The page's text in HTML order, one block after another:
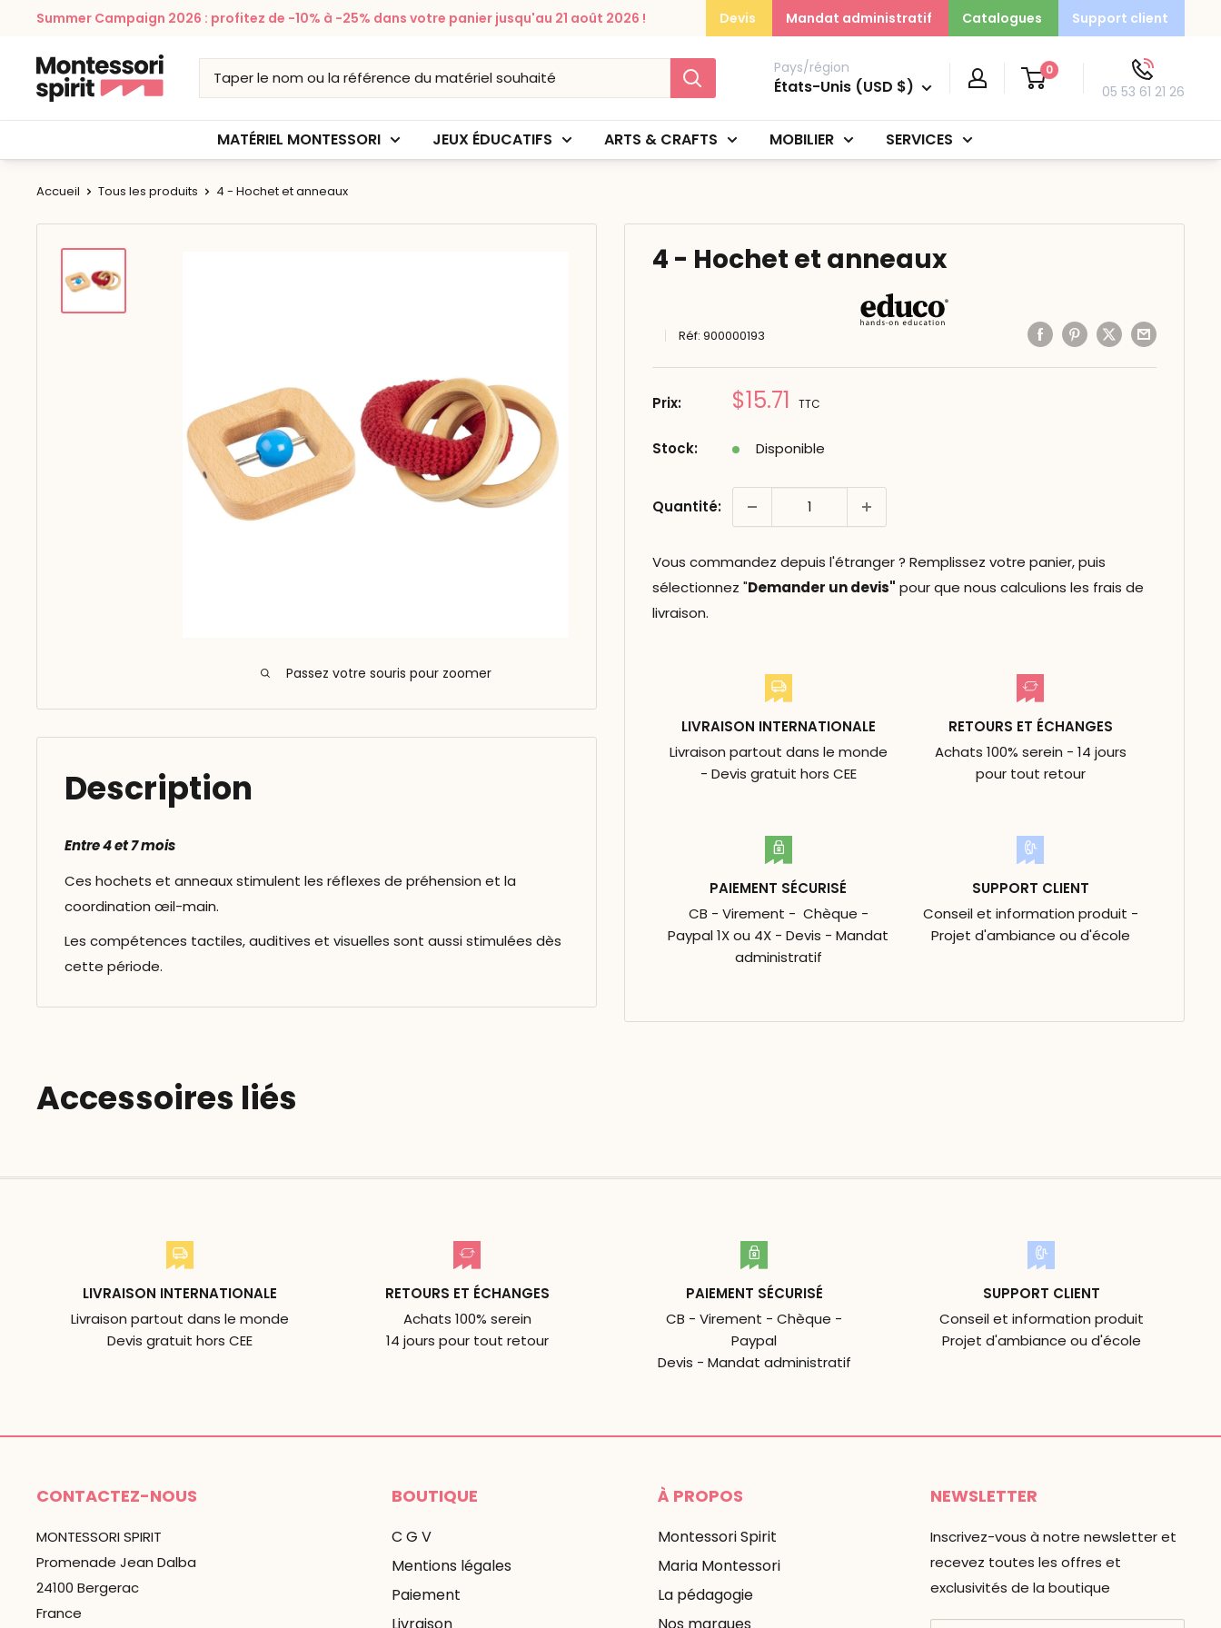
Passer
contenu
Summer Campaign 2026 : profitez de -10% à -25% dans votre panier jusqu'au 21 août 2026 ! Devis Mandat administratif Catalogues Support client
Montessori
Spirit
Pays/région
États-Unis (USD $)
0
05 53 61 21 26
MATÉRIEL MONTESSORI JEUX ÉDUCATIFS ARTS & CRAFTS MOBILIER SERVICES
Accueil Tous les produits 4 - Hochet et anneaux
Passez votre souris pour zoomer
4 - Hochet et anneaux
Réf: 900000193
Prix: Prix
$15.71 TTC
Stock: Disponible
Quantité:
Vous commandez depuis l'étranger ? Remplissez votre panier, puis
sélectionnez "Demander un devis" pour que nous calculions les frais de
livraison.
LIVRAISON INTERNATIONALE
Livraison partout dans le monde
- Devis gratuit hors CEE
RETOURS ET ÉCHANGES
Achats 100% serein - 14 jours
pour tout retour
PAIEMENT SÉCURISÉ
CB - Virement - Chèque -
Paypal 1X ou 4X - Devis - Mandat
administratif
SUPPORT CLIENT
Conseil et information produit -
Projet d'ambiance ou d'école
Description
Entre 4 et 7 mois
Ces hochets et anneaux stimulent les réflexes de préhension et la
coordination œil-main.
Les compétences tactiles, auditives et visuelles sont aussi stimulées dès
cette période.
Accessoires liés
LIVRAISON INTERNATIONALE
Livraison partout dans le monde
Devis gratuit hors CEE
RETOURS ET ÉCHANGES
Achats 100% serein
14 jours pour tout retour
PAIEMENT SÉCURISÉ
CB - Virement - Chèque -
Paypal
Devis - Mandat administratif
SUPPORT CLIENT
Conseil et information produit
Projet d'ambiance ou d'école
CONTACTEZ-NOUS
MONTESSORI SPIRIT
Promenade Jean Dalba
24100 Bergerac
France
BOUTIQUE
C G V
Mentions légales
Paiement
Livraison
À PROPOS
Montessori Spirit
Maria Montessori
La pédagogie
Nos marques
NEWSLETTER
Inscrivez-vous à notre newsletter et
recevez toutes les offres et
exclusivités de la boutique